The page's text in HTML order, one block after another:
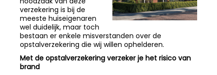
verzekering is bij de
meeste huiseigenaren
wel duidelijk, maar toch
bestaan er enkele misverstanden over de
opstalverzekering die wij willen ophelderen.
Met de opstalverzekering verzeker je het risico van
brand